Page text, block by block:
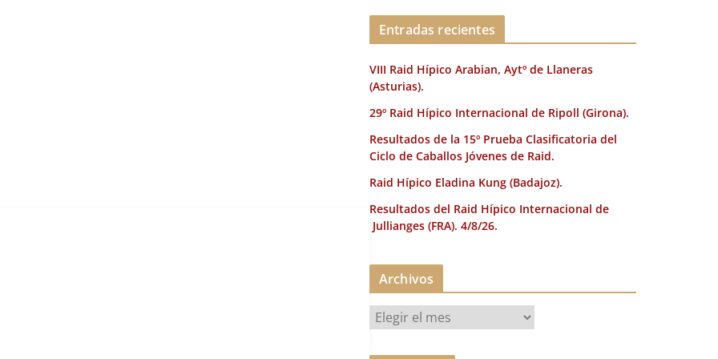
Entradas recientes
VIII Raid Hípico Arabian, Aytº de Llaneras
(Asturias).
29º Raid Hípico Internacional de Ripoll (Girona).
Resultados de la 15º Prueba Clasificatoria del
Ciclo de Caballos Jóvenes de Raid.
Raid Hípico Eladina Kung (Badajoz).
Resultados del Raid Hípico Internacional de
Jullianges (FRA). 4/8/26.
Archivos
r
c